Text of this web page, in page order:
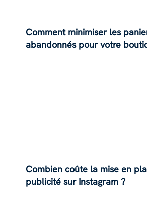
Comment minimiser les
abandonnés pour votre
Combien coûte la mise en
publicité sur Instagram ?